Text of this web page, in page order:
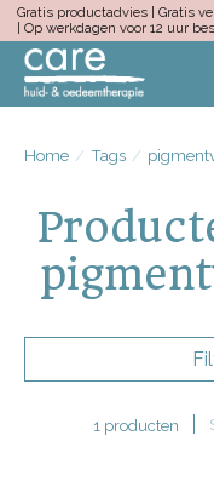
Gratis productadvies | Gratis
| Op werkdagen voor 12 uur
Home / Tags /
1 producten